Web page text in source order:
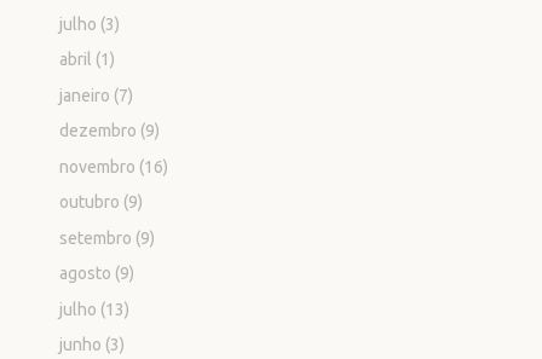
julho (3)
abril (1)
janeiro (7)
dezembro (9)
novembro (16)
outubro (9)
setembro (9)
agosto (9)
julho (13)
junho (3)